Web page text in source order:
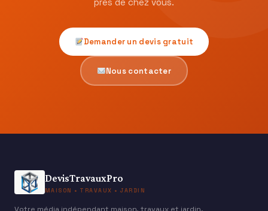
Demander un devis gratuit
Nous contacter
DevisTravauxPro
MAISON • TRAVAUX • JARDIN